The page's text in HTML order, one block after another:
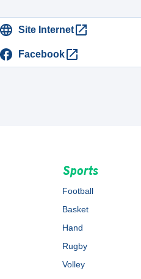
Site Internet
Facebook
Sports
Football
Basket
Hand
Rugby
Volley